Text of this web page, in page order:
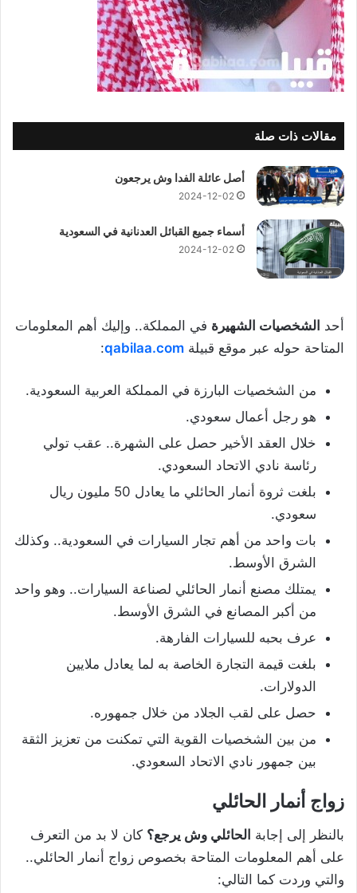
مقالات ذات صلة
أصل عائلة الفدا وش يرجعون
2024-12-02
أسماء جميع القبائل العدنانية في السعودية
2024-12-02
أحد الشخصيات الشهيرة في المملكة.. وإليك أهم المعلومات
المتاحة حوله عبر موقع قبيلة qabilaa.com
:
من الشخصيات البارزة في المملكة العربية السعودية.
هو رجل أعمال سعودي.
خلال العقد الأخير حصل على الشهرة.. عقب تولي
رئاسة نادي الاتحاد السعودي.
بلغت ثروة أنمار الحائلي ما يعادل 50 مليون ريال
سعودي.
بات واحد من أهم تجار السيارات في السعودية.. وكذلك
الشرق الأوسط.
يمتلك مصنع أنمار الحائلي لصناعة السيارات.. وهو واحد
من أكبر المصانع في الشرق الأوسط.
عرف بحبه للسيارات الفارهة.
بلغت قيمة التجارة الخاصة به لما يعادل ملايين
الدولارات.
حصل على لقب الجلاد من خلال جمهوره.
من بين الشخصيات القوية التي تمكنت من تعزيز الثقة
بين جمهور نادي الاتحاد السعودي.
زواج أنمار الحائلي
بالنظر إلى إجابة الحائلي وش يرجع؟ كان لا بد من التعرف
على أهم المعلومات المتاحة بخصوص زواج أنمار الحائلي..
والتي وردت كما التالي: